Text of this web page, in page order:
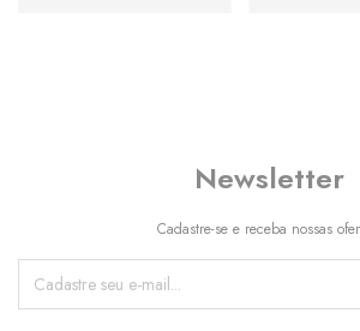
Newsletter
Cadastre-se e receba nossas